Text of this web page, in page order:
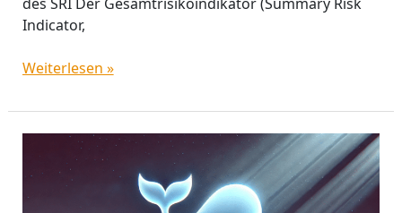
Indicator,
Weiterlesen »
DeepSeek:
Chinas